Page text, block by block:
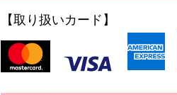
【取り扱いカード】